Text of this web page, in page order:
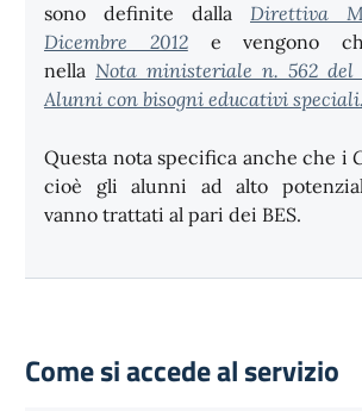
sono definite dalla Direttiva
Dicembre 2012e vengono
nella Nota ministeriale n. 562
Alunni con bisogni educativi
Questa nota specifica anche che i
cioè gli alunni ad alto
vanno trattati al pari dei BES.
Come si accede al servizio